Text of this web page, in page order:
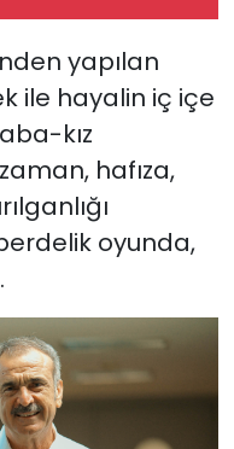
yapılan
ile hayalin iç içe
kız
hafıza,
oyunda,